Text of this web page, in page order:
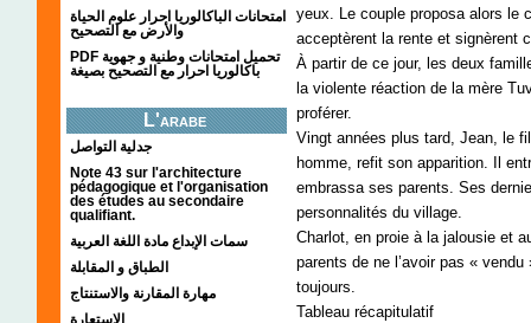
امتحانات الباكالوريا احرار علوم الحياة
والأرض مع التصحيح
PDF تحميل امتحانات وطنية و جهوية
باكالوريا احرار مع التصحيح بصيغة
L'arabe
جدلية التواصل
Note 43 sur l'architecture
pédagogique et l'organisation
des études au secondaire
qualifiant.
سمات الإبداع مادة اللغة العربية
الطباق و المقابلة
مهارة المقارنة والاستنتاج
الإستعارة
yeux. Le couple proposa alors le
acceptèrent la rente et signèrent
À partir de ce jour, les deux
la violente réaction de la mère
proférer.
Vingt années plus tard, Jean, le
homme, refit son apparition. Il
embrassa ses parents. Ses
personnalités du village.
Charlot, en proie à la jalousie et
parents de ne l’avoir pas «
toujours.
Tableau récapitulatif